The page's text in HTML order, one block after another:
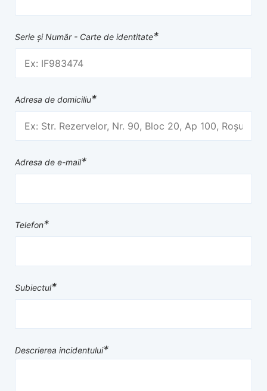
Serie și Număr - Carte de identitate*
Adresa de domiciliu*
Adresa de e-mail*
Telefon*
Subiectul*
Descrierea incidentului*